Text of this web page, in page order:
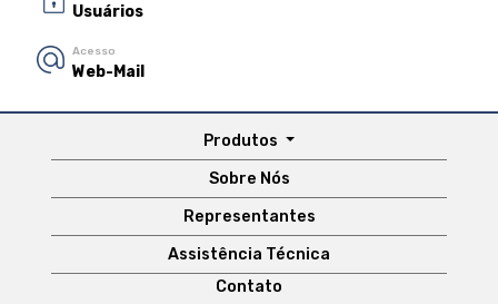
Usuários
Acesso
Web-Mail
Produtos
Sobre Nós
Representantes
Assistência Técnica
Contato